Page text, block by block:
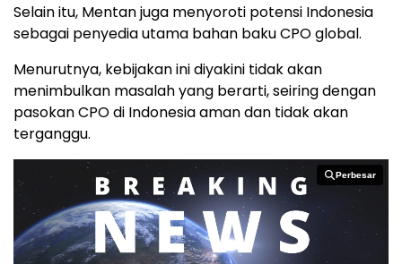
Selain itu, Mentan juga menyoroti potensi Indonesia
sebagai penyedia utama bahan baku CPO global.
Menurutnya, kebijakan ini diyakini tidak akan
menimbulkan masalah yang berarti, seiring dengan
pasokan CPO di Indonesia aman dan tidak akan
terganggu.
Perbesar
Perbesar